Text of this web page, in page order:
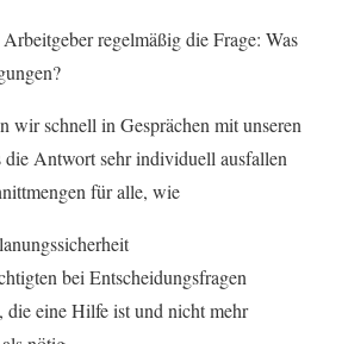
regelmäßig die Frage: Was
wir schnell in Gesprächen mit unseren
die Antwort sehr indi­vidu­ell aus­fall­en
für alle, wie
bei Entschei­dungs­fra­gen
die eine Hil­fe ist und nicht mehr